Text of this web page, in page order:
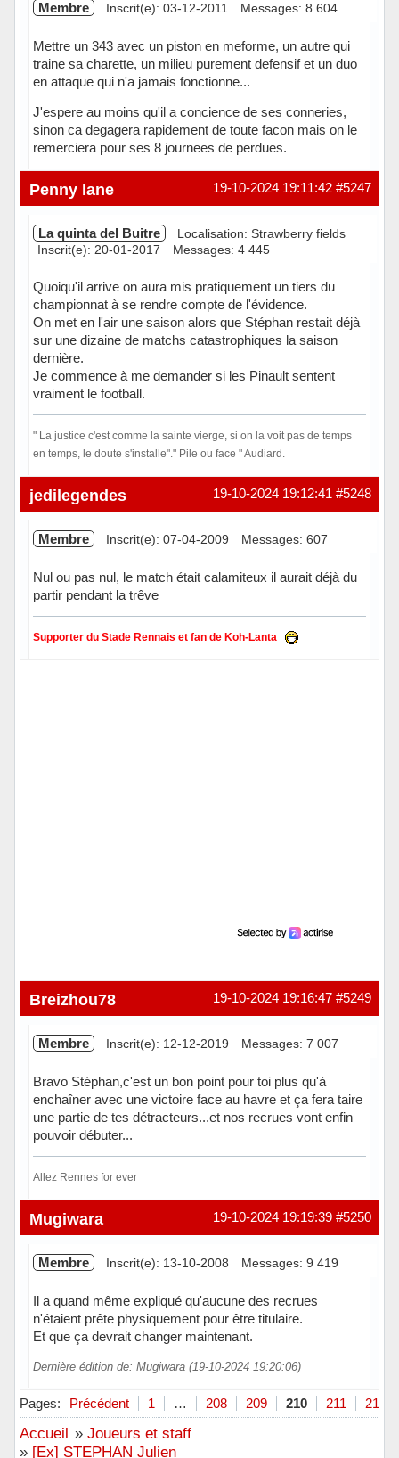
Membre Inscrit(e): 03-12-2011 Messages: 8 604
Mettre un 343 avec un piston en meforme, un autre qui
traine sa charette, un milieu purement defensif et un duo
en attaque qui n'a jamais fonctionne...
J'espere au moins qu'il a concience de ses conneries,
sinon ca degagera rapidement de toute facon mais on le
remerciera pour ses 8 journees de perdues.
Hors ligne #5247
19-10-2024 19:11:42
Penny lane
La quinta del Buitre
Localisation: Strawberry fields
Inscrit(e): 20-01-2017
Messages: 4 445
Quoiqu'il arrive on aura mis pratiquement un tiers du
championnat à se rendre compte de l'évidence.
On met en l'air une saison alors que Stéphan restait déjà
sur une dizaine de matchs catastrophiques la saison
dernière.
Je commence à me demander si les Pinault sentent
vraiment le football.
" La justice c'est comme la sainte vierge, si on la voit pas de temps
en temps, le doute s'installe"." Pile ou face " Audiard.
Hors ligne #5248
19-10-2024 19:12:41
jedilegendes
Membre Inscrit(e): 07-04-2009 Messages: 607
Nul ou pas nul, le match était calamiteux il aurait déjà du
partir pendant la trêve
Supporter du Stade Rennais et fan de Koh-Lanta
#5249
19-10-2024 19:16:47
Breizhou78
Membre Inscrit(e): 12-12-2019 Messages: 7 007
Bravo Stéphan,c'est un bon point pour toi plus qu'à
enchaîner avec une victoire face au havre et ça fera taire
une partie de tes détracteurs...et nos recrues vont enfin
pouvoir débuter...
Allez Rennes for ever
Hors ligne #5250
19-10-2024 19:19:39
Mugiwara
Membre Inscrit(e): 13-10-2008 Messages: 9 419
Il a quand même expliqué qu'aucune des recrues
n'étaient prête physiquement pour être titulaire.
Et que ça devrait changer maintenant.
Dernière édition de: Mugiwara (19-10-2024 19:20:06)
Hors ligne
Pages: Précédent 1 … 208 209 210 211 212
Accueil » Joueurs et staff
» [Ex] STEPHAN Julien